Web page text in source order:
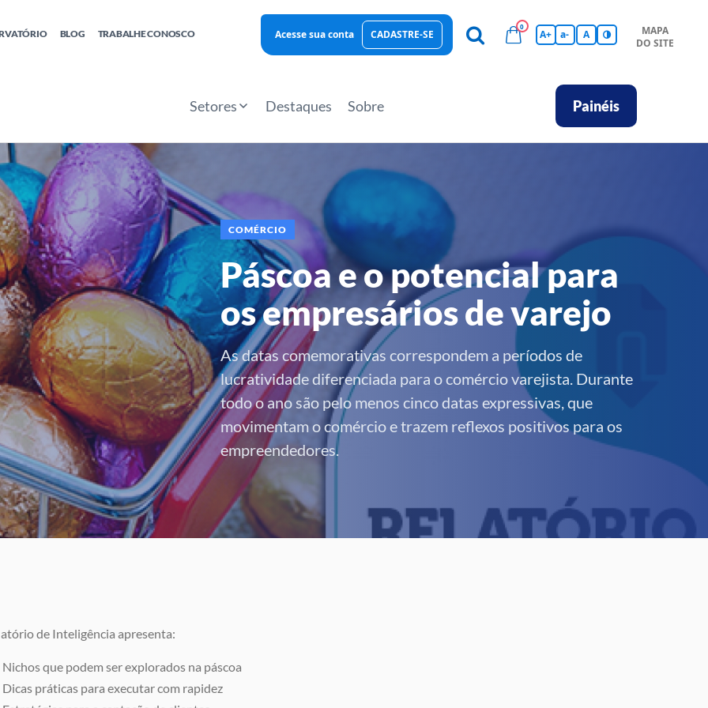
Hub de Conhecimentos
BLOG TRABALHE CONOSCO Acesse sua conta CADASTRE-SE
0
A+ a- A
MAPA
DO SITE
Setores Destaques Sobre Painéis
COMÉRCIO
Páscoa e o potencial para
os empresários de varejo
As datas comemorativas correspondem a períodos de
lucratividade diferenciada para o comércio varejista. Durante
todo o ano são pelo menos cinco datas expressivas, que
movimentam o comércio e trazem reflexos positivos para os
empreendedores.
de Inteligência apresenta:
Nichos que podem ser explorados na páscoa
Dicas práticas para executar com rapidez